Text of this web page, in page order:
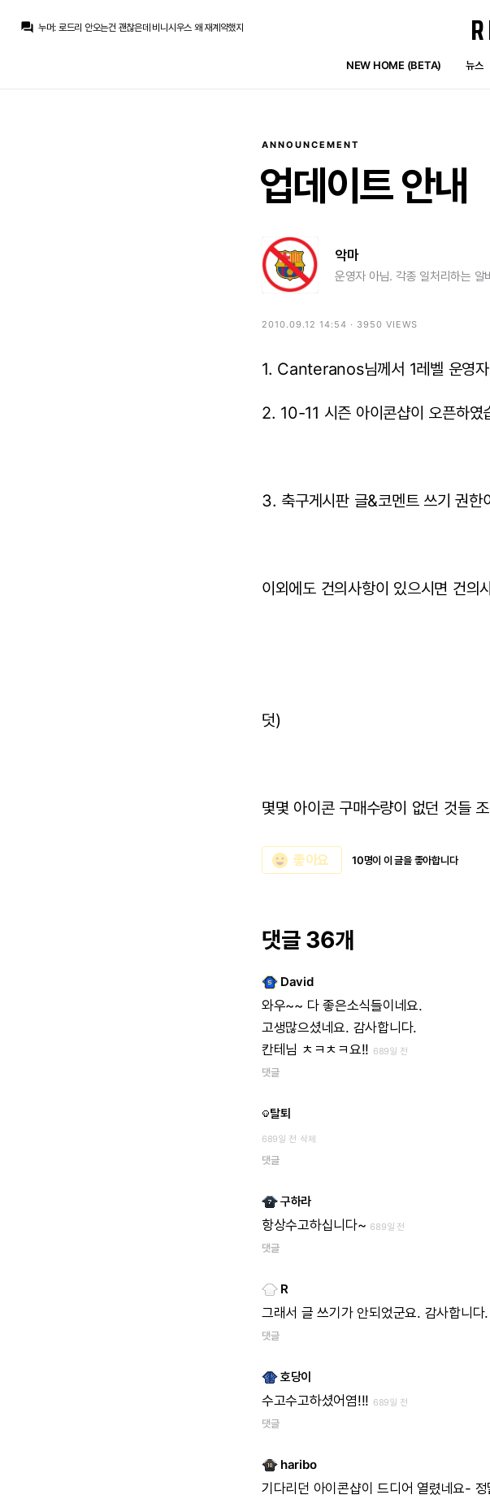
question_answer 누머: 로드리 안오는건 괜찮은데 비니시우스 왜 재계약했지
[gif:static.klipy.com/ii/a8ada81afc59159ea5c8927feffa2e31/16/9f/uvivgxUHyuhwS8d.gif]
NEW HOME (BETA) 뉴스
ANNOUNCEMENT
업데이트안내
악마
운영자 아님. 각종 일처리하는 알
2010.09.12 14:54 · 3950 VIEWS
1. Canteranos님께서 1레벨 운영자
2. 10-11 시즌 아이콘샵이 오픈하였
3. 축구게시판 글&코멘트 쓰기 권
이외에도 건의사항이 있으시면 건의
덧)
몇몇 아이콘 구매수량이 없던 것들
emoji_emotions 좋아요 10명이 이 글을 좋아합니다
댓글 36개
David
와우~~ 다 좋은소식들이네요.
고생많으셨네요. 감사합니다.
칸테님 ㅊㅋㅊㅋ요!! 689일 전
댓글
탈퇴
689일 전 삭제
댓글
구하라
항상수고하십니다~ 689일 전
댓글
R
그래서 글 쓰기가 안되었군요. 감사합니다.
댓글
호당이
수고수고하셨어염!!! 689일 전
댓글
haribo
기다리던 아이콘샵이 드디어 열렸네요- 정